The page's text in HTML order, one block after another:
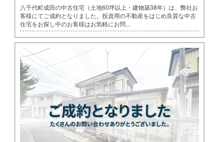
八千代町成田の中古住宅（土地60坪以上・建物築38年）は、弊社お
客様にてご成約となりました。投資用の不動産をはじめ良質な中古
住宅をお探し中のお客様はお気軽にお問...